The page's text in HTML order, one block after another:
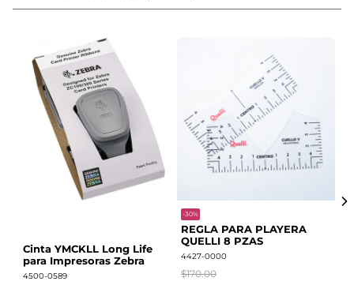
Cinta YMCKLL Long Life
para Impresoras Zebra
4500-0589
-30%
REGLA PARA PLAYERA
QUELLI 8 PZAS
4427-0000
$170.00